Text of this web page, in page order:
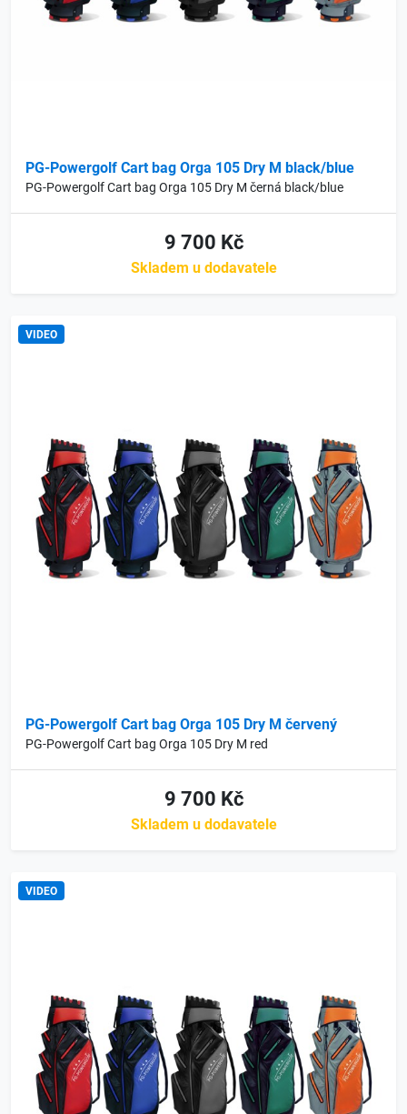
PG-Powergolf Cart bag Orga 105 Dry M black/blue
PG-Powergolf Cart bag Orga 105 Dry M černá black/blue
9 700 Kč
Skladem u dodavatele
VIDEO
PG-Powergolf Cart bag Orga 105 Dry M červený
PG-Powergolf Cart bag Orga 105 Dry M red
9 700 Kč
Skladem u dodavatele
VIDEO